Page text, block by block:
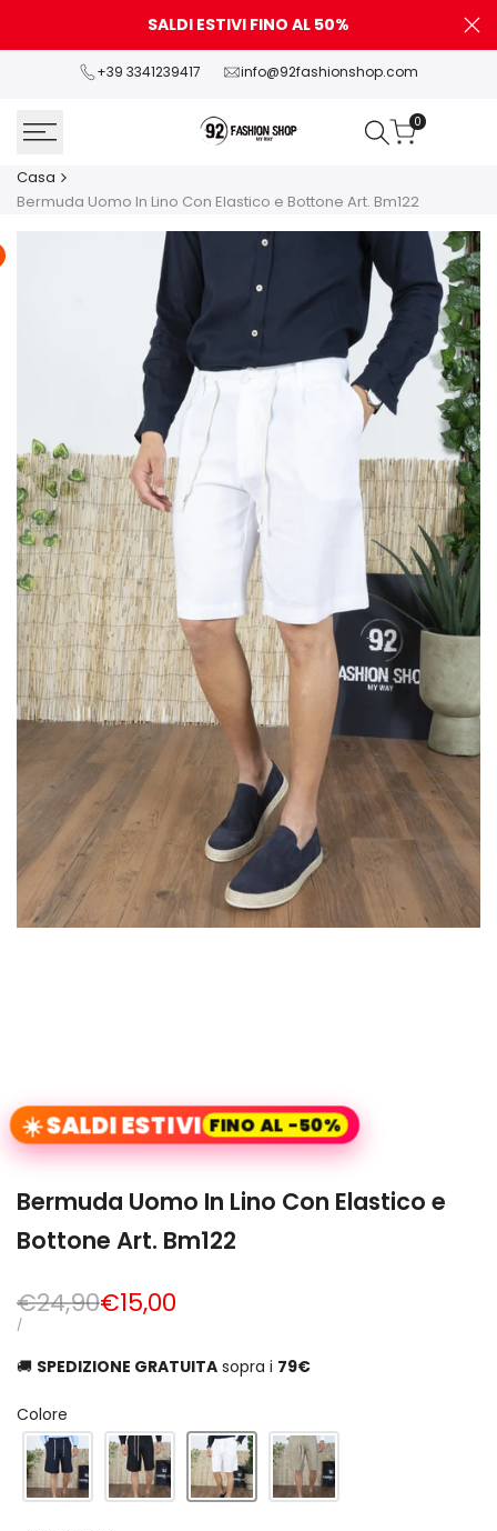
contenuto
SALDI ESTIVI FINO AL 50%
+39 3341239417 info@92fashionshop.com
0
Casa
Bermuda Uomo In Lino Con Elastico e Bottone Art. Bm122
☀️ SALDI ESTIVI FINO AL -50%
Bermuda Uomo In Lino Con Elastico e
Bottone Art. Bm122
Prezzo
normale
€24,90Prezzo
vendita
€15,00
PREZZO
/PER
🚚 SPEDIZIONE GRATUITA sopra i 79€
Colore